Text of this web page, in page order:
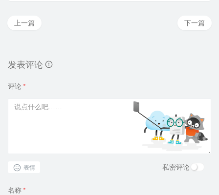
下一篇
上一篇
发表评论
评论 *
表情 私密评论
名称 *